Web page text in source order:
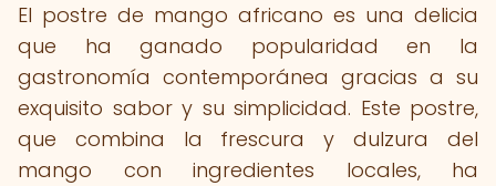
El postre de mango africano es una delicia
que ha ganado popularidad en la
gastronomía contemporánea gracias a su
exquisito sabor y su simplicidad. Este postre,
que combina la frescura y dulzura del
mango con ingredientes locales, ha